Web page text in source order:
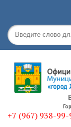
+7 (967) 938-99-